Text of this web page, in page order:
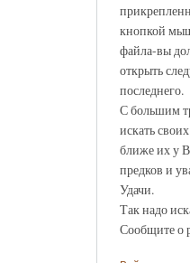
кнопкой
файла-вы
открыть
последнего.
С большим
искать
ближе их у
предков и
Удачи.
Так надо
Сообщите о